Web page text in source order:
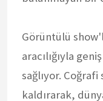
Görüntülü
aracılığıyla
sağlıyor. Coğrafi
kaldırarak,